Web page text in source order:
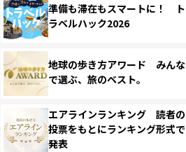
準備も滞在もスマートに！ ト
ラベルハック2026
地球の歩き方アワード みんな
で選ぶ、旅のベスト。
エアラインランキング 読者の
投票をもとにランキング形式で
発表